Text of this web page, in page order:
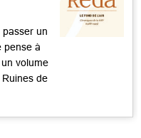
un
pense à
volume
de
les